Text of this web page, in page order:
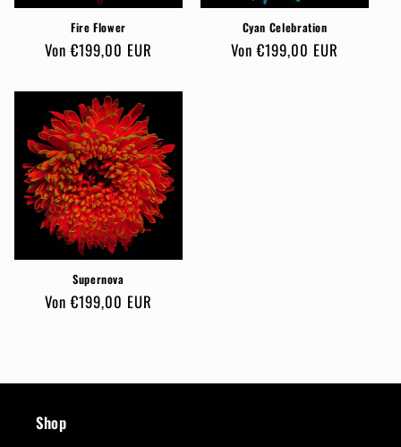
Fire Flower
Normaler
Von €199,00 EUR
Cyan Celebration
Normaler
Von €199,00 EUR
Supernova
Normaler
Von €199,00 EUR
Shop